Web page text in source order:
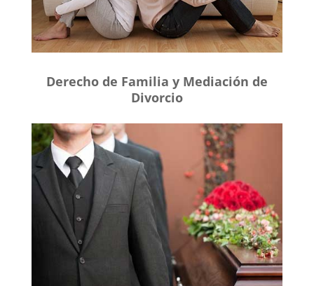
Derecho de Familia y Mediación de
Divorcio